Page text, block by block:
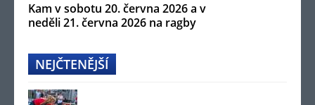
Kam v sobotu 20. června 2026 a v
neděli 21. června 2026 na ragby
NEJČTENĚJŠÍ